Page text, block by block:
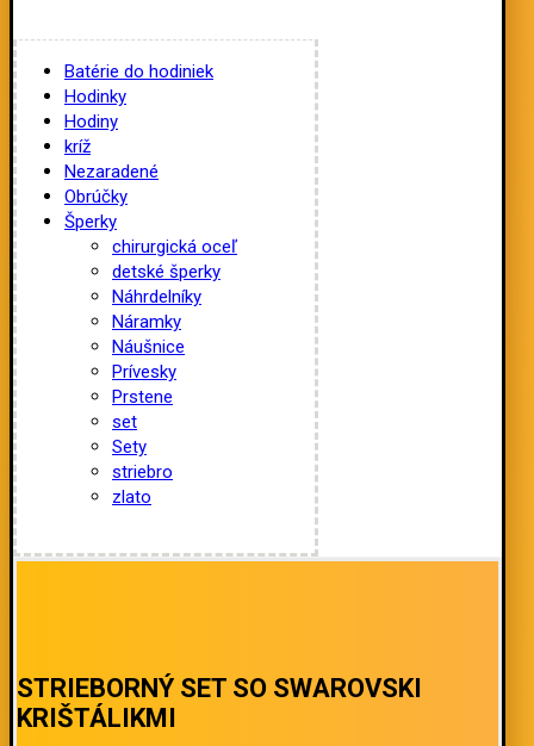
Batérie do hodiniek
Hodinky
Hodiny
kríž
Nezaradené
Obrúčky
Šperky
chirurgická oceľ
detské šperky
Náhrdelníky
Náramky
Náušnice
Prívesky
Prstene
set
Sety
striebro
zlato
STRIEBORNÝ SET SO SWAROVSKI
KRIŠTÁLIKMI